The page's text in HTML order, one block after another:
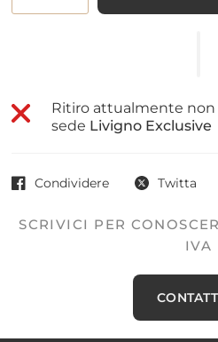
Ritiro attualmente non
sede Livigno Exclusive
Condividere Twitta
SCRIVICI PER
IVA